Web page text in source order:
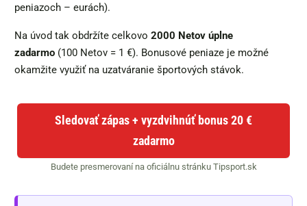
peniazoch – eurách).
Na úvod tak obdržíte celkovo 2000 Netov úplne
zadarmo (100 Netov = 1 €). Bonusové peniaze je možné
okamžite využiť na uzatváranie športových stávok.
Sledovať zápas + vyzdvihnúť bonus 20 €
zadarmo
Budete presmerovaní na oficiálnu stránku Tipsport.sk